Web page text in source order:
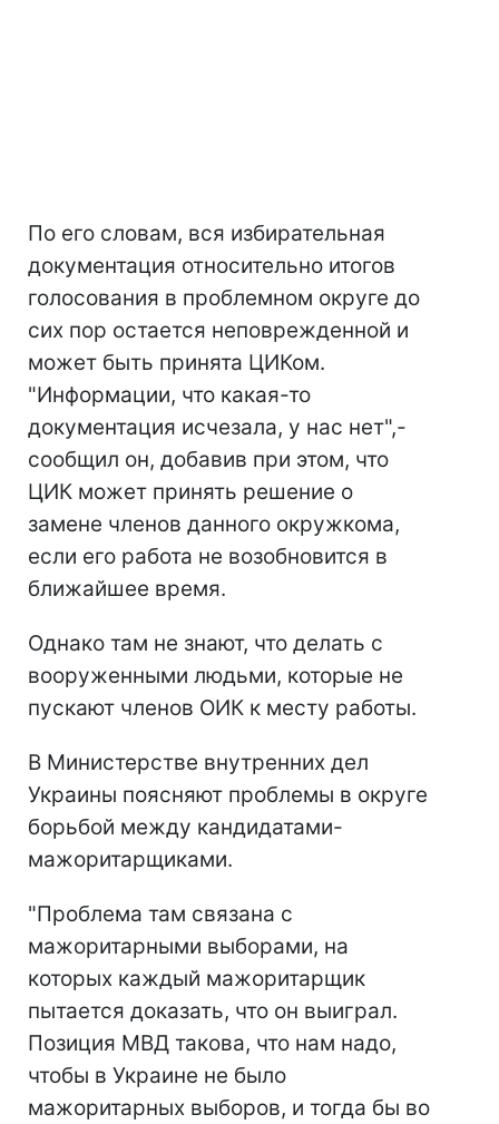
По его словам, вся избирательная
документация относительно итогов
голосования в проблемном округе до
сих пор остается неповрежденной и
может быть принята ЦИКом.
"Информации, что какая-то
документация исчезала, у нас нет",-
сообщил он, добавив при этом, что
ЦИК может принять решение о
замене членов данного окружкома,
если его работа не возобновится в
ближайшее время.
Однако там не знают, что делать с
вооруженными людьми, которые не
пускают членов ОИК к месту работы.
В Министерстве внутренних дел
Украины поясняют проблемы в округе
борьбой между кандидатами-
мажоритарщиками.
"Проблема там связана с
мажоритарными выборами, на
которых каждый мажоритарщик
пытается доказать, что он выиграл.
Позиция МВД такова, что нам надо,
чтобы в Украине не было
мажоритарных выборов, и тогда бы во